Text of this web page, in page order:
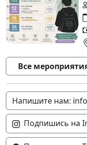
Все
Напишите нам:
Подпишись на